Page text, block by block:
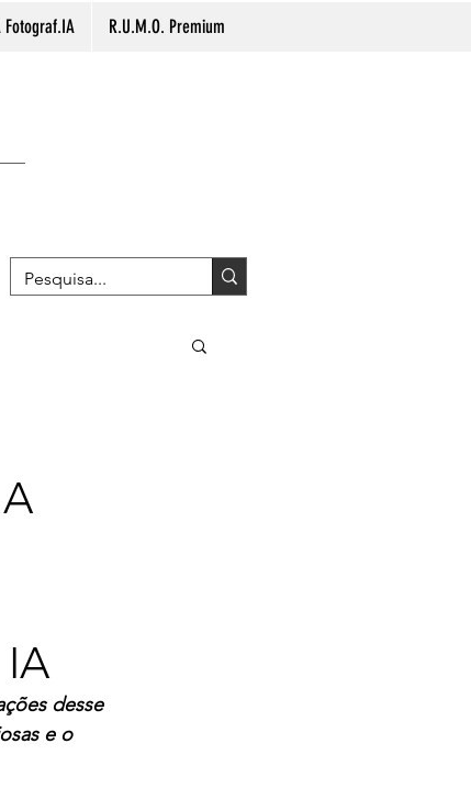
Fotograf.IA R.U.M.O. Premium
desse
e o